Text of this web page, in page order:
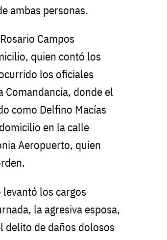
ambas personas.
Campos
quien contó los
los oficiales
donde el
como Delfino Macías
en la calle
Aeropuerto, quien
los cargos
la agresiva esposa,
delito de daños dolosos